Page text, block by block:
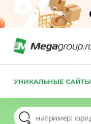
УНИКАЛЬНЫЕ САЙТЫ